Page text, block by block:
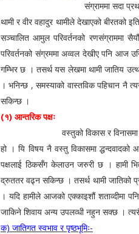
संग्राममा सदा
थामी र वीर वहादुर थामीले देखाएको बीरतको
सञ्चालित आमुल परिवर्तनको रणसंग्राममा
परिवर्तनको संग्रममा अव्वल देखीए पनि आज
गम्भिर छ । तसर्थ यस लेखमा थामी जातिय
। भनिन्छ , समस्याको वास्तविक पहिचान नै
सकिन्छ ।
(१) आन्तरिक पक्षः
वस्तुको विकास र विनासमा त्यसको
हो । यि विषय नै वस्तु विकासमा द्धन्दवादको
पक्षलाई ठिकसँग केलाउन जरुरी छ । हामी
द्रुततर वढ्न सकिन्छ । तसर्थ थामी जातिको
। यदि हामीले आजको एक्काइशौं शताव्दीमा
जाकिने शिवाय अन्य उपलव्धी नहुन सक्छ ।
क) जातिगत स्वभाव र पृष्ठभूमिः-